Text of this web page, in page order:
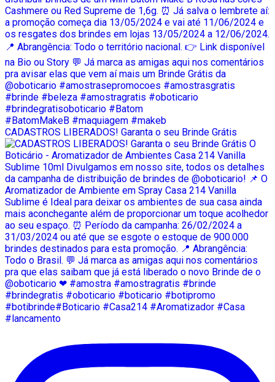
CADASTROS LIBERADOS! Garanta o seu Brinde Grátis